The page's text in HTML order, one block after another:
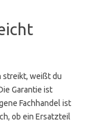
streikt, weißt du
Garantie ist
Fachhandel ist
ob ein Ersatzteil